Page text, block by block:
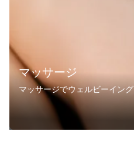
マッサージ
マッサージでウェルビーイング